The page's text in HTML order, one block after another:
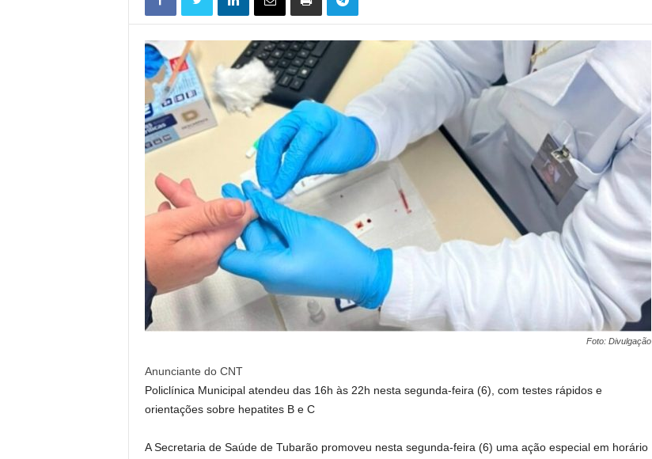
Foto: Divulgação
Anunciante do CNT
Policlínica Municipal atendeu das 16h às 22h nesta segunda-feira (6), com testes rápidos e
orientações sobre hepatites B e C
A Secretaria de Saúde de Tubarão promoveu nesta segunda-feira (6) uma ação especial em horário